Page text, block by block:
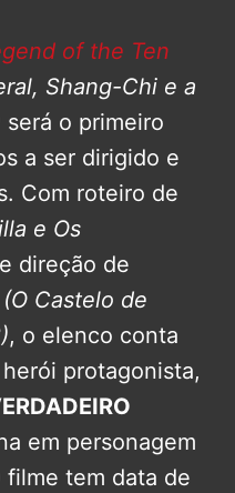
of the Ten
Shang-Chi e a
será o primeiro
a ser dirigido e
Com roteiro de
e Os
e direção de
(O Castelo de
, o elenco conta
protagonista,
em personagem
filme tem data de